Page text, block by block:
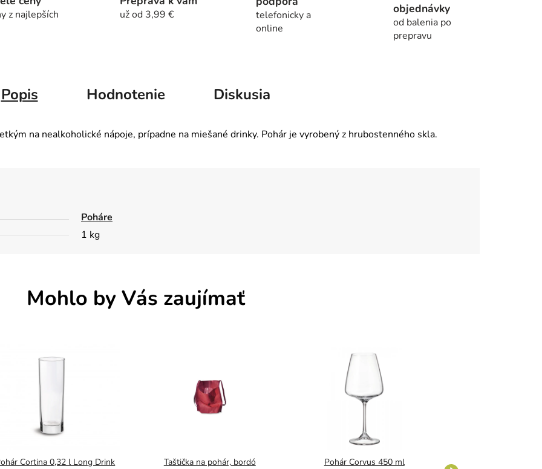
z najlepších už od 3,99 €
telefonicky a
online
objednávky
od balenia po
prepravu
Popis Hodnotenie Diskusia
na nealkoholické nápoje, prípadne na miešané drinky. Pohár je vyrobený z hrubostenného skla.
Poháre
1 kg
Mohlo by Vás zaujímať
Cortina 0,32 l Long Drink Taštička na pohár, bordó Pohár Corvus 450 ml